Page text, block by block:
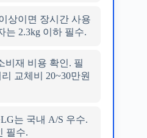
상이면 장시간 사용
는 2.3kg 이하 필수.
재 비용 확인. 필
교체비 20~30만원
는 국내 A/S 우수.
필수.